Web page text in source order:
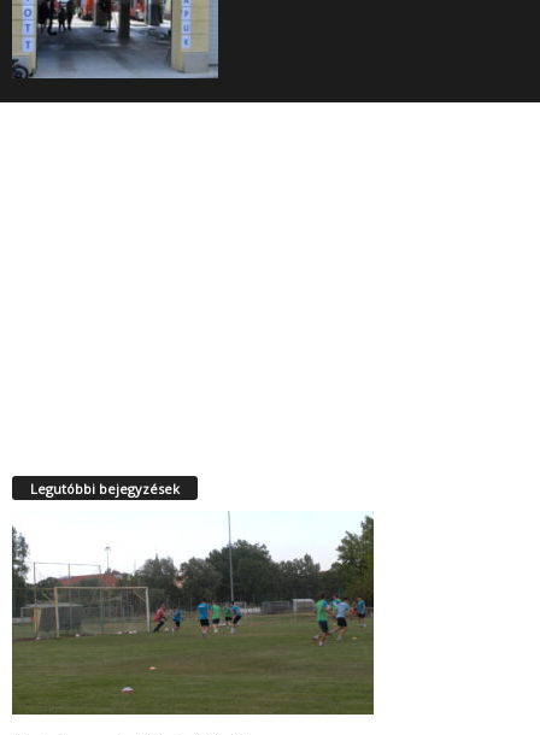
Legutóbbi bejegyzések